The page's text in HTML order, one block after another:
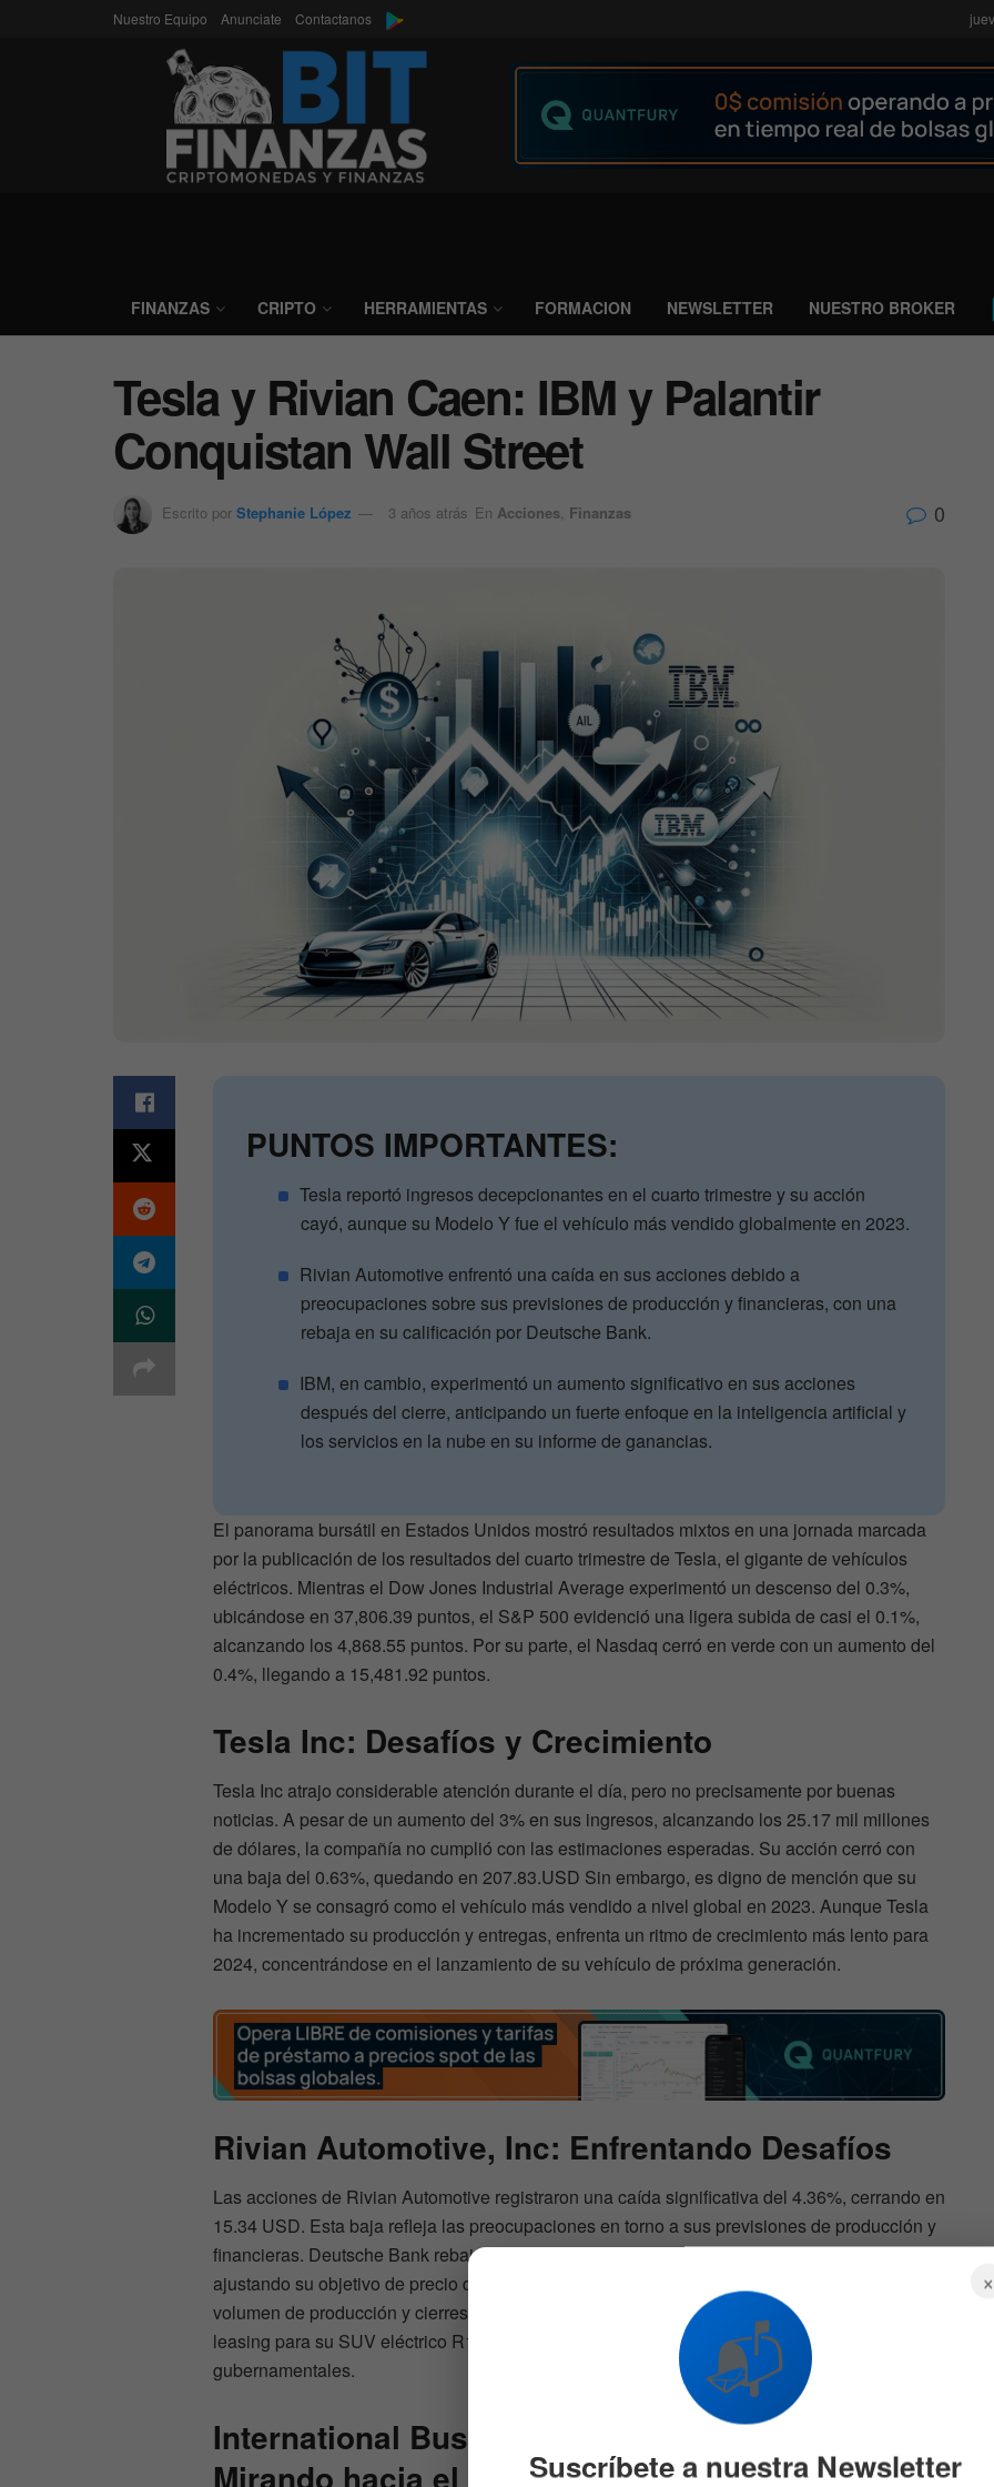
Nuestro Equipo Anunciate Contactanos
FINANZAS CRIPTO HERRAMIENTAS FORMACION NEWSLETTER NUESTRO BROKER
Tesla y Rivian Caen: IBM y Palantir
Conquistan Wall Street
Escrito por Stephanie López 3 años atrás En Acciones Finanzas 0
PUNTOS IMPORTANTES:
Tesla reportó ingresos decepcionantes en el cuarto trimestre y su acción
cayó, aunque su Modelo Y fue el vehículo más vendido globalmente en 2023.
Rivian Automotive enfrentó una caída en sus acciones debido a
preocupaciones sobre sus previsiones de producción y financieras, con una
rebaja en su calificación por Deutsche Bank.
IBM, en cambio, experimentó un aumento significativo en sus acciones
después del cierre, anticipando un fuerte enfoque en la inteligencia artificial y
los servicios en la nube en su informe de ganancias.
El panorama bursátil en Estados Unidos mostró resultados mixtos en una jornada marcada
por la publicación de los resultados del cuarto trimestre de Tesla, el gigante de vehículos
eléctricos. Mientras el Dow Jones Industrial Average experimentó un descenso del 0.3%,
ubicándose en 37,806.39 puntos, el S&P 500 evidenció una ligera subida de casi el 0.1%,
alcanzando los 4,868.55 puntos. Por su parte, el Nasdaq cerró en verde con un aumento del
0.4%, llegando a 15,481.92 puntos.
Tesla Inc: Desafíos y Crecimiento
Tesla Inc atrajo considerable atención durante el día, pero no precisamente por buenas
noticias. A pesar de un aumento del 3% en sus ingresos, alcanzando los 25.17 mil millones
de dólares, la compañía no cumplió con las estimaciones esperadas. Su acción cerró con
una baja del 0.63%, quedando en 207.83.USD Sin embargo, es digno de mención que su
Modelo Y se consagró como el vehículo más vendido a nivel global en 2023. Aunque Tesla
ha incrementado su producción y entregas, enfrenta un ritmo de crecimiento más lento para
2024, concentrándose en el lanzamiento de su vehículo de próxima generación.
Rivian Automotive, Inc: Enfrentando Desafíos
Las acciones de Rivian Automotive registraron una caída significativa del 4.36%, cerrando en
15.34 USD. Esta baja refleja las preocupaciones en torno a sus previsiones de producción y
financieras. Deutsche Bank rebajó la calificación de Rivian de Comprar a Mantener,
ajustando su objetivo de precio de 29 USD a 19 USD debido a las expectativas en el
volumen de producción y cierres de fábricas. A pesar de anunciar la disponibilidad de
leasing para su SUV eléctrico R1S, Rivian enfrenta una creciente competencia en contratos
gubernamentales.
International Business Machines Corp (IBM):
Mirando hacia el Futuro
×
📬
Suscríbete a nuestra Newsletter